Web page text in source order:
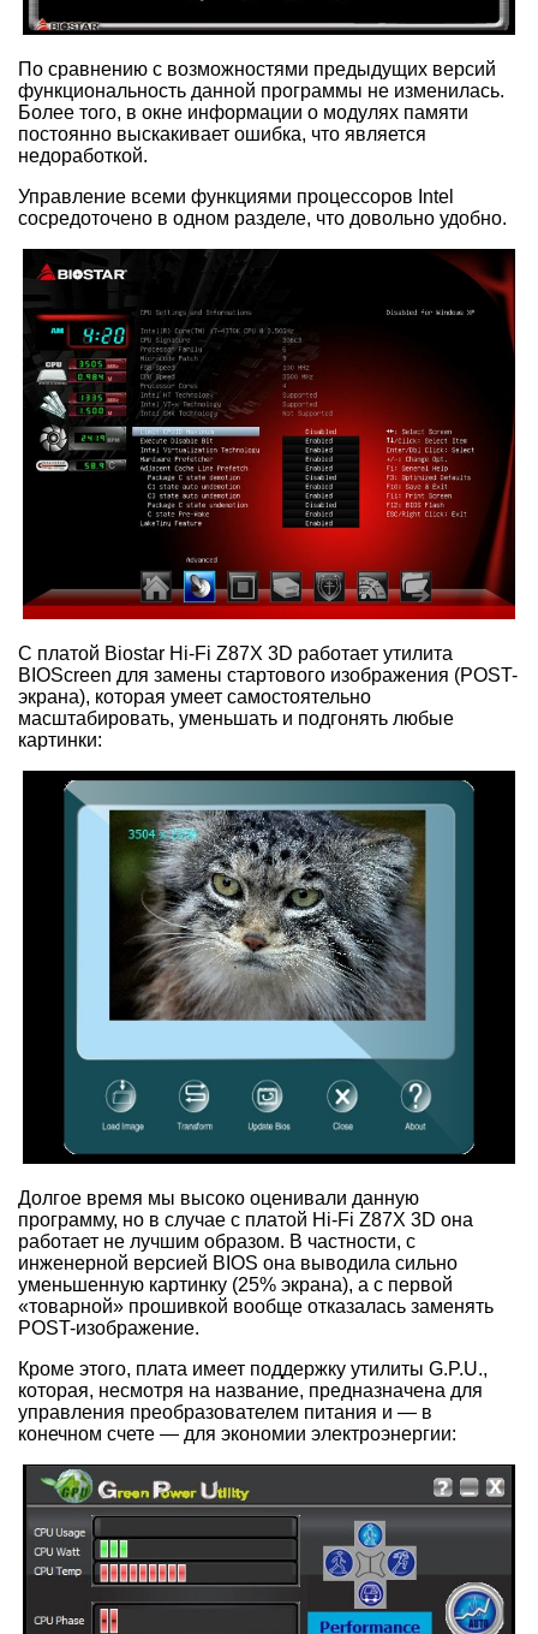
По сравнению с возможностями предыдущих версий
функциональность данной программы не изменилась.
Более того, в окне информации о модулях памяти
постоянно выскакивает ошибка, что является
недоработкой.
Управление всеми функциями процессоров Intel
сосредоточено в одном разделе, что довольно удобно.
С платой Biostar Hi-Fi Z87X 3D работает утилита
BIOScreen для замены стартового изображения (POST-
экрана), которая умеет самостоятельно
масштабировать, уменьшать и подгонять любые
картинки:
Долгое время мы высоко оценивали данную
программу, но в случае с платой Hi-Fi Z87X 3D она
работает не лучшим образом. В частности, с
инженерной версией BIOS она выводила сильно
уменьшенную картинку (25% экрана), а с первой
«товарной» прошивкой вообще отказалась заменять
POST-изображение.
Кроме этого, плата имеет поддержку утилиты G.P.U.,
которая, несмотря на название, предназначена для
управления преобразователем питания и — в
конечном счете — для экономии электроэнергии: